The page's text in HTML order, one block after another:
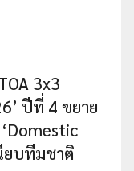
3x3
ปีที่ 4 ขยาย
ยบทีมชาติ